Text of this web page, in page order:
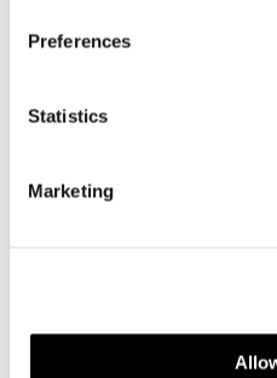
Preferences
Statistics
Marketing
riciclo e raccolta
essenziali
chiedere al
e raccolta